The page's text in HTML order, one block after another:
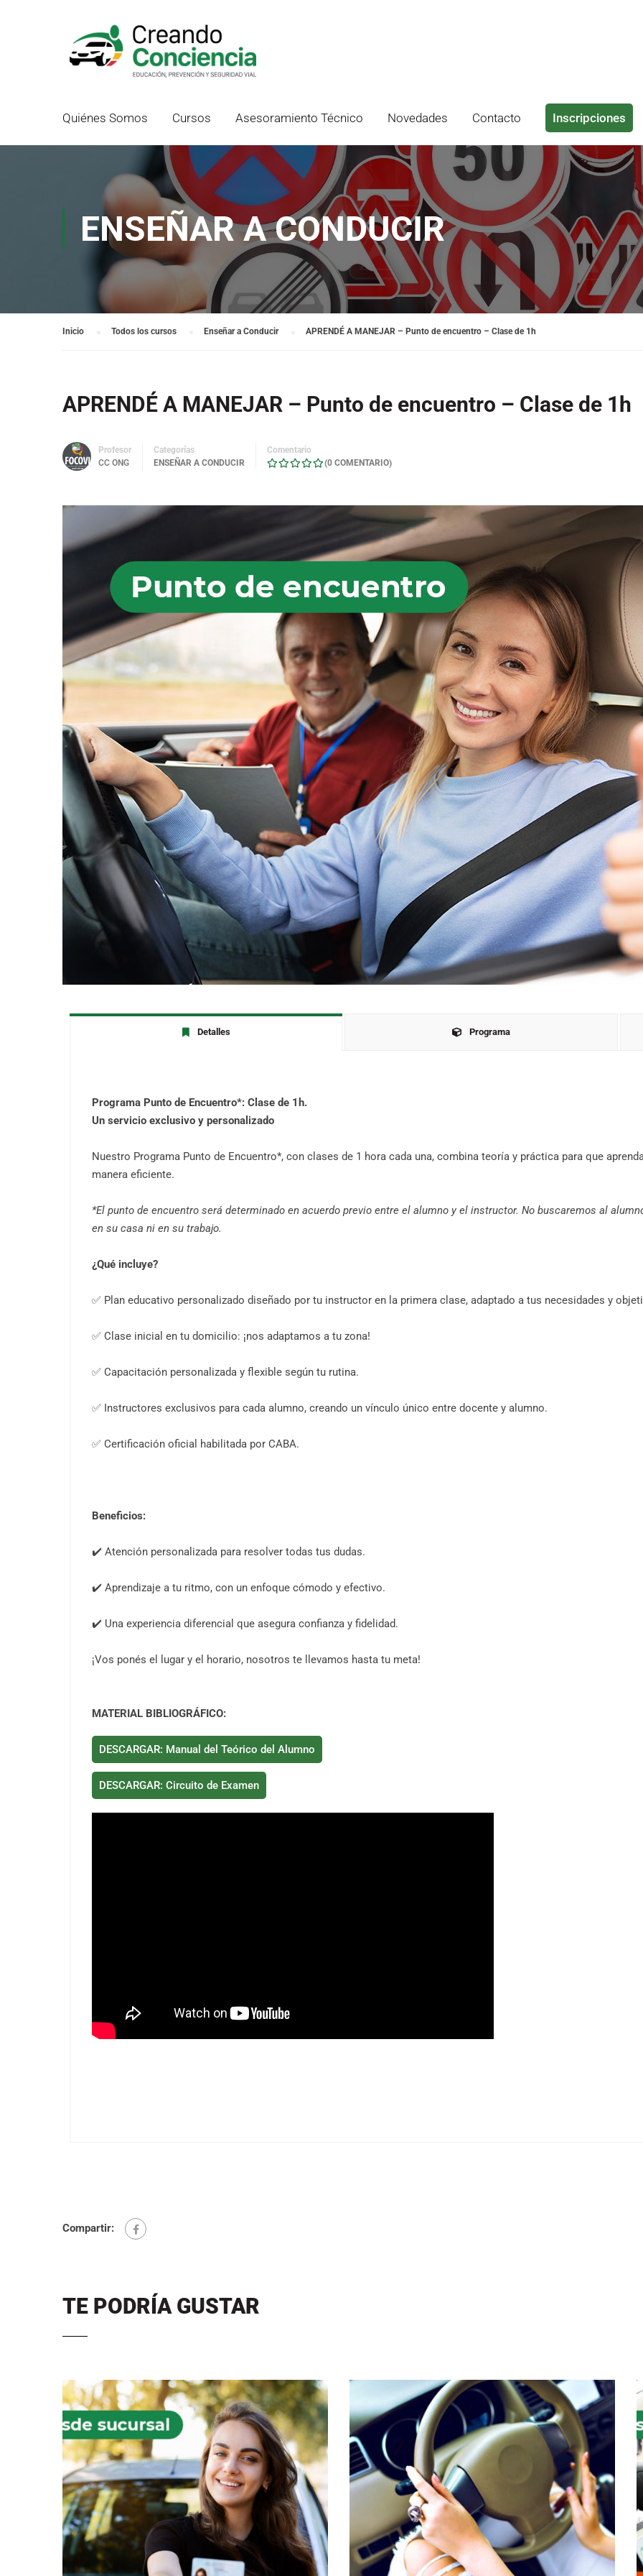
Quiénes Somos Cursos Asesoramiento Técnico Novedades Contacto Inscripciones
ENSEÑAR A CONDUCIR
Inicio Todos los cursos Enseñar a Conducir APRENDÉ A MANEJAR – Punto de encuentro – Clase de 1h
APRENDÉ A MANEJAR – Punto de encuentro – Clase de 1h
Profesor
CC ONG
Categorías
ENSEÑAR A CONDUCIR
Comentario
(0 COMENTARIO)
Detalles Programa
Programa Punto de Encuentro*: Clase de 1h.
Un servicio exclusivo y personalizado
Nuestro Programa Punto de Encuentro*, con clases de 1 hora cada una, combina teoría y práctica para que
manera eficiente.
*El punto de encuentro será determinado en acuerdo previo entre el alumno y el instructor. No buscaremos al
en su casa ni en su trabajo.
¿Qué incluye?
✅ Plan educativo personalizado diseñado por tu instructor en la primera clase, adaptado a tus necesidades y
✅ Clase inicial en tu domicilio: ¡nos adaptamos a tu zona!
✅ Capacitación personalizada y flexible según tu rutina.
✅ Instructores exclusivos para cada alumno, creando un vínculo único entre docente y alumno.
✅ Certificación oficial habilitada por CABA.
Beneficios:
✔️ Atención personalizada para resolver todas tus dudas.
✔️ Aprendizaje a tu ritmo, con un enfoque cómodo y efectivo.
✔️ Una experiencia diferencial que asegura confianza y fidelidad.
¡Vos ponés el lugar y el horario, nosotros te llevamos hasta tu meta!
MATERIAL BIBLIOGRÁFICO:
DESCARGAR: Manual del Teórico del Alumno
DESCARGAR: Circuito de Examen
Compartir:
TE PODRÍA GUSTAR